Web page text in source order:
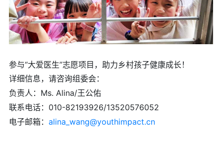
参与“大爱医生”志愿项目，助力乡村孩子健康成长！
详细信息，请咨询组委会：
负责人：Ms. Alina/王公佑
联系电话：010-82193926/13520576052
电子邮箱： alina_wang@youthimpact.cn